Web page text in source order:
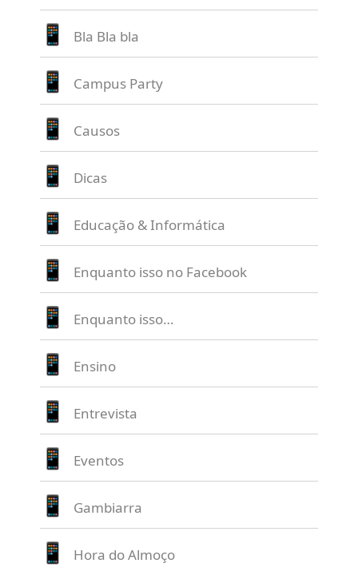
Bla Bla bla
Campus Party
Causos
Dicas
Educação & Informática
Enquanto isso no Facebook
Enquanto isso…
Ensino
Entrevista
Eventos
Gambiarra
Hora do Almoço